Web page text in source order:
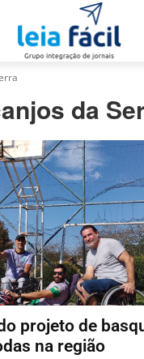
da
projeto de
na região